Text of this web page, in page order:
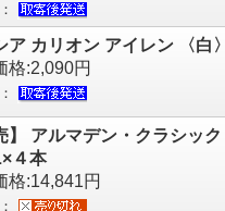
ア カリオン アイレン 〈白
格:2,090円
】 アルマデン・クラシッ
４本
格:14,841円